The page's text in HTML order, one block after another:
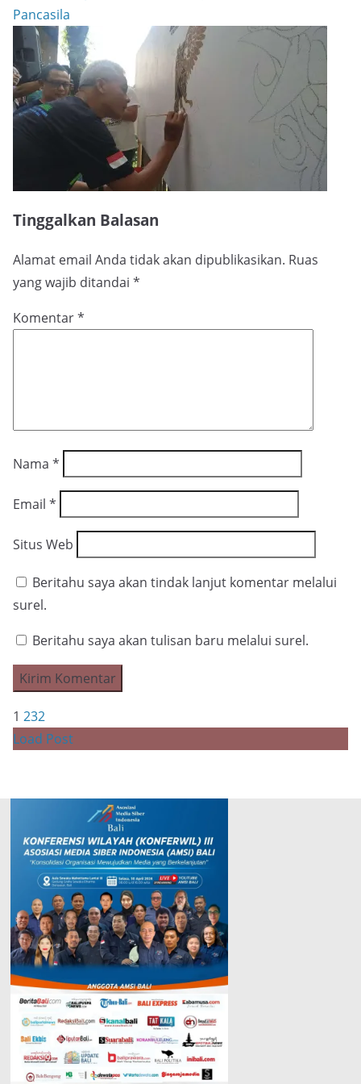
Pancasila
Tinggalkan Balasan
Alamat email Anda tidak akan dipublikasikan. Ruas
yang wajib ditandai *
Komentar*
Nama *
Email *
Situs Web
Beritahu saya akan tindak lanjut komentar melalui
surel.
Beritahu saya akan tulisan baru melalui surel.
1 232
Load Post